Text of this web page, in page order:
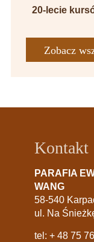
20-lecie
Zobacz
Kontakt
PARAFIA
WANG
58-540
ul. Na
tel: + 48 75